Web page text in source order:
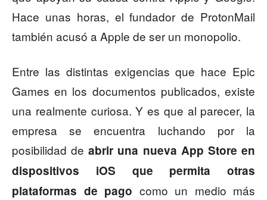
Hace unas horas, el fundador de ProtonMail
también acusó a Apple de ser un monopolio.
Entre las distintas exigencias que hace Epic
Games en los documentos publicados, existe
una realmente curiosa. Y es que al parecer, la
empresa se encuentra luchando por la
posibilidad deabrir una nueva App Store en
dispositivos iOS que permita otras
plataformas de pago como un medio más